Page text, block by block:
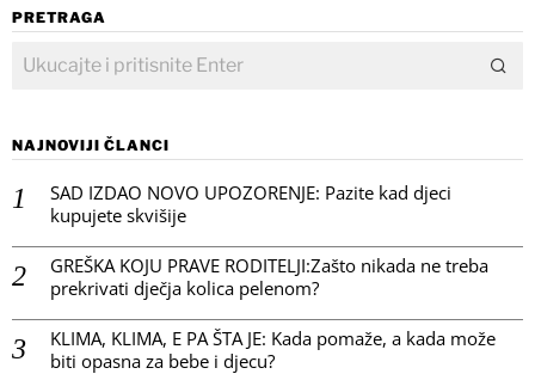
PRETRAGA
NAJNOVIJI ČLANCI
SAD IZDAO NOVO UPOZORENJE: Pazite kad djeci
kupujete skvišije
GREŠKA KOJU PRAVE RODITELJI:Zašto nikada ne treba
prekrivati dječja kolica pelenom?
KLIMA, KLIMA, E PA ŠTA JE: Kada pomaže, a kada može
biti opasna za bebe i djecu?